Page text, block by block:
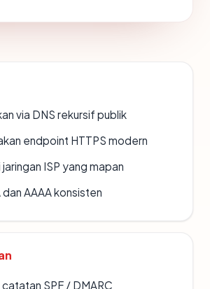
via DNS rekursif publik
endpoint HTTPS modern
ISP yang mapan
AAAA konsisten
SPF / DMARC